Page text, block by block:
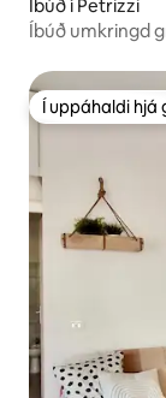
Íbúð í Petrizzi
Íbúð umkringd
Í uppáhaldi hjá
Í uppáhaldi hjá